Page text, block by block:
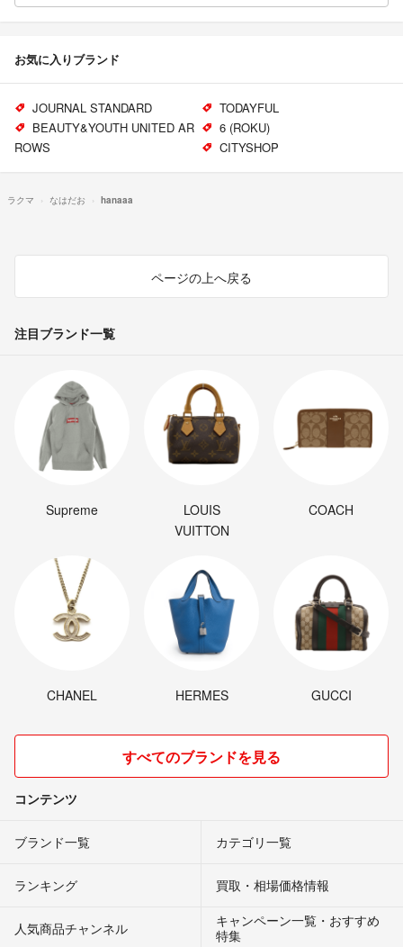
お気に入りブランド
JOURNAL STANDARD
TODAYFUL
BEAUTY&YOUTH UNITED AR
ROWS
6 (ROKU)
CITYSHOP
ラクマ なはだお hanaaa
ページの上へ戻る
注目ブランド一覧
Supreme
LOUIS
VUITTON
COACH
CHANEL HERMES GUCCI
すべてのブランドを見る
コンテンツ
ブランド一覧 カテゴリ一覧
ランキング 買取・相場価格情報
人気商品チャンネル
キャンペーン一覧・おすすめ
特集